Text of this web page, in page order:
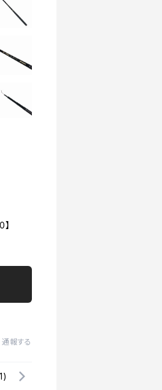
通報する